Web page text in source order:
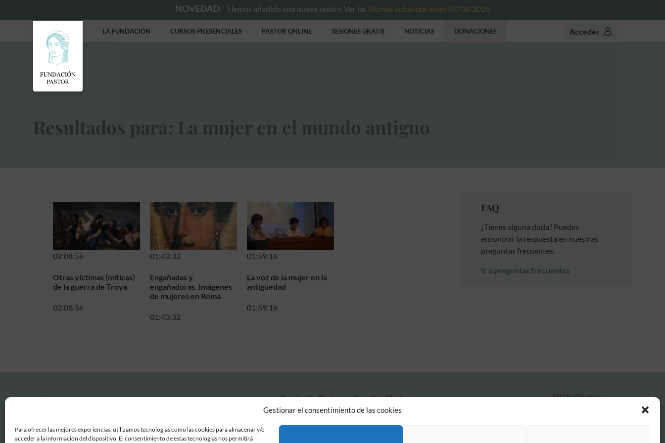
Gestionar el consentimiento de las cookies
Para ofrecer las mejores experiencias, utilizamos tecnologías como las cookies para almacenar y/o
acceder a la información del dispositivo. El consentimiento de estas tecnologías nos permitirá
NOVEDAD Hemos añadido una nueva sesión. Ver las últimas actualizaciones 07/08/2026
LA FUNDACIÓN CURSOS PRESENCIALES PASTOR ONLINE SESIONES GRATIS NOTICIAS DONACIONES Acceder
Resultados para: La mujer en el mundo antiguo
02:08:56
Otras víctimas (míticas)
de la guerra de Troya
02:08:56
01:43:32
Engañadas y
engañadoras. Imágenes
de mujeres en Roma
01:43:32
01:59:16
La voz de la mujer en la
antigüedad
01:59:16
FAQ
¿Tienes alguna duda? Puedes
encontrar la respuesta en nuestras
preguntas frecuentes.
Ir a preguntas frecuentes
Fundación Pastor de Estudios Clásicos
Calle Serrano, 107. Madrid, 28006.
FAQ Institucional